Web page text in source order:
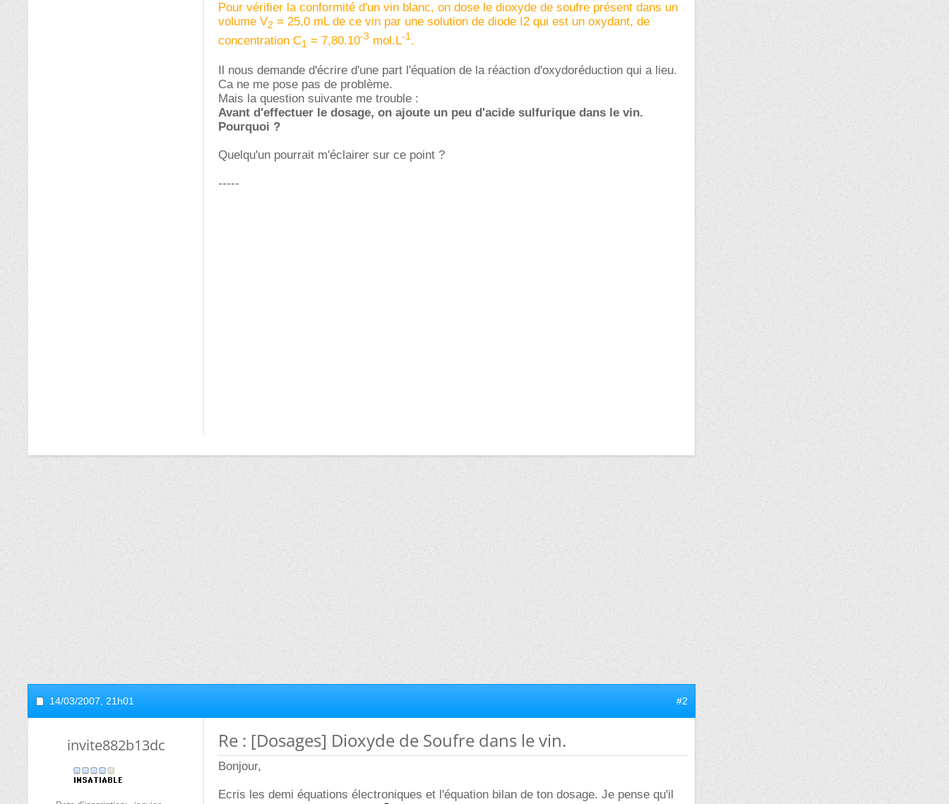
Pour vérifier la conformité d'un vin blanc, on dose le dioxyde de soufre présent dans un
volume V2 = 25,0 mL de ce vin par une solution de diode I2 qui est un oxydant, de
concentration C1 = 7,80.10-3 mol.L-1.
Il nous demande d'écrire d'une part l'équation de la réaction d'oxydoréduction qui a lieu.
Ca ne me pose pas de problème.
Mais la question suivante me trouble :
Avant d'effectuer le dosage, on ajoute un peu d'acide sulfurique dans le vin.
Pourquoi ?
Quelqu'un pourrait m'éclairer sur ce point ?
-----
14/03/2007, 21h01 #2
invite882b13dc Re : [Dosages] Dioxyde de Soufre dans le vin.
Bonjour,
Ecris les demi équations électroniques et l'équation bilan de ton dosage. Je pense qu'il